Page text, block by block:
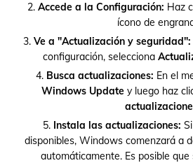
Accede a la Configuración: Haz
ícono de
Ve a "Actualización y seguridad":
configuración, selecciona
Busca actualizaciones: En el
Windows Update y luego haz
Instala las actualizaciones:
disponibles, Windows comenzará a
automáticamente. Es posible